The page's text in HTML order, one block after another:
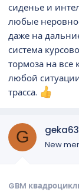
сиденье и
любые
даже на
система
тормоза на все
любой
трасса.
G New
GBM